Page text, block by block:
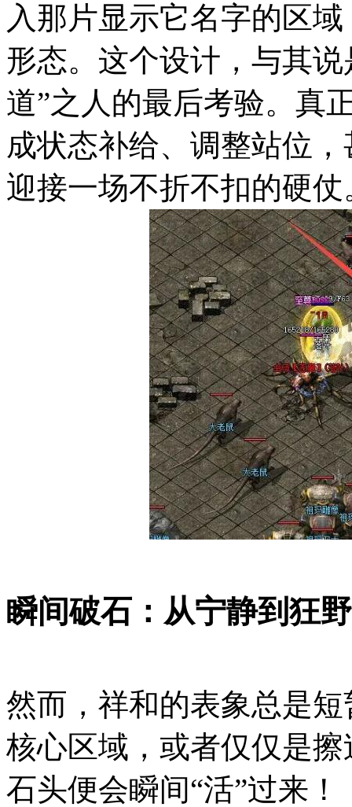
入那片显示它名字的区
形态。这个设计，与其
道”之人的最后考验。真
成状态补给、调整站位
迎接一场不折不扣的硬仗
瞬间破石：从宁静到狂
然而，祥和的表象总是
核心区域，或者仅仅是
石头便会瞬间“活”过来！